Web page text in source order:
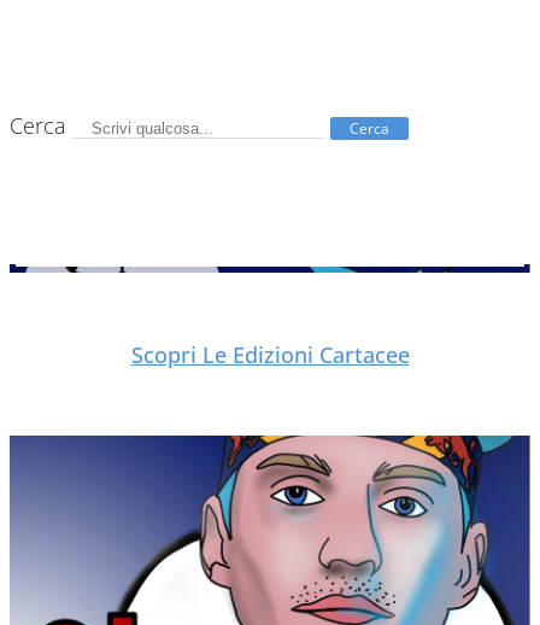
Cerca Cerca
Scopri Le Edizioni Cartacee